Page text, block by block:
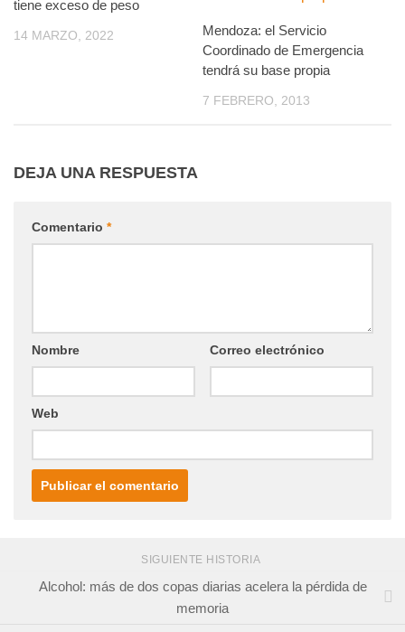
tiene exceso de peso
14 MARZO, 2022
Mendoza: el Servicio
Coordinado de Emergencia
tendrá su base propia
7 FEBRERO, 2013
DEJA UNA RESPUESTA
Comentario *
Nombre Correo electrónico
Web
SIGUIENTE HISTORIA
Alcohol: más de dos copas diarias acelera la pérdida de
memoria